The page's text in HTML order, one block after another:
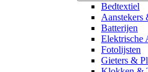
Bedtextiel
Aanstekers
Batterijen
Elektrische
Fotolijsten
Gieters &